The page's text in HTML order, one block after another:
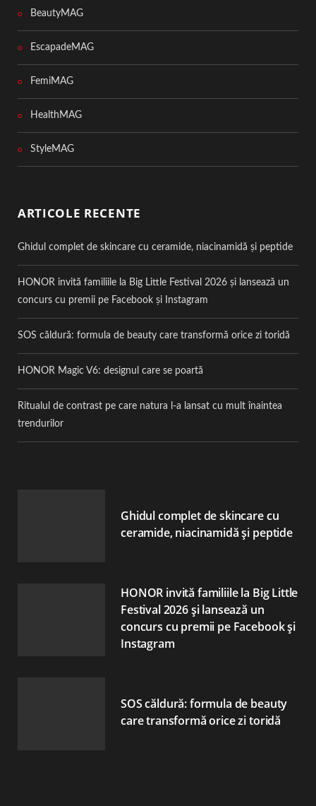
BeautyMAG
EscapadeMAG
FemiMAG
HealthMAG
StyleMAG
ARTICOLE RECENTE
Ghidul complet de skincare cu ceramide, niacinamidă și peptide
HONOR invită familiile la Big Little Festival 2026 și lansează un
concurs cu premii pe Facebook și Instagram
SOS căldură: formula de beauty care transformă orice zi toridă
HONOR Magic V6: designul care se poartă
Ritualul de contrast pe care natura l-a lansat cu mult înaintea
trendurilor
Ghidul complet de skincare cu
ceramide, niacinamidă și peptide
HONOR invită familiile la Big Little
Festival 2026 și lansează un
concurs cu premii pe Facebook și
Instagram
SOS căldură: formula de beauty
care transformă orice zi toridă